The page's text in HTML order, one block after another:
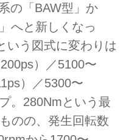
の「BAW型」か
へと新しくなっ
いう図式に変わりは
）／5100〜
）／5300〜
。280Nmという最
のの、発生回転数